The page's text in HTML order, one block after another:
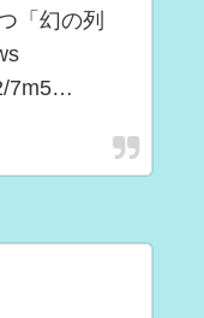
「幻の列
7m5…